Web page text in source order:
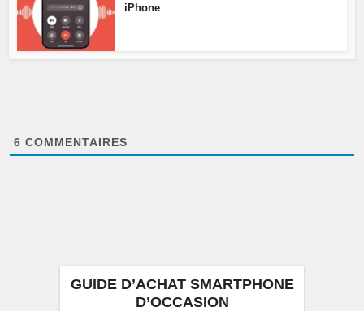
iPhone
6 COMMENTAIRES
GUIDE D’ACHAT SMARTPHONE
D’OCCASION